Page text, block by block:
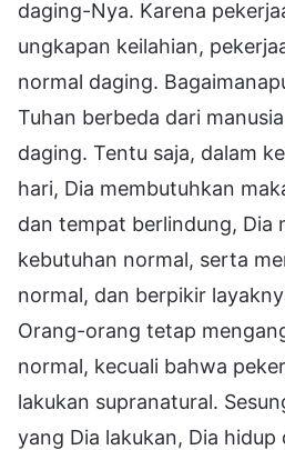
daging-Nya. Karena
ungkapan keilahian,
normal daging.
Tuhan berbeda dari
daging. Tentu saja, dalam
hari, Dia membutuhkan
dan tempat berlindung, Dia
kebutuhan normal, serta
normal, dan berpikir
Orang-orang tetap
normal, kecuali bahwa
lakukan supranatural.
yang Dia lakukan, Dia hidup